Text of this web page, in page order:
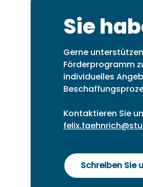
Sie
Gerne
Förderprogramm
individuelles
Kontaktieren Sie
Schreiben Sie